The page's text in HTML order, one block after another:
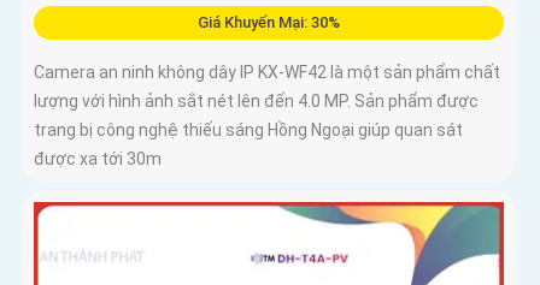
Giá Khuyến Mại: 30%
Camera an ninh không dây IP KX-WF42 là một sản phẩm chất
lượng với hình ảnh sắt nét lên đến 4.0 MP. Sản phẩm được
trang bị công nghệ thiếu sáng Hồng Ngoại giúp quan sát
được xa tới 30m